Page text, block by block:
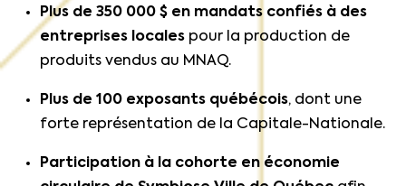
Plus de 350 000 $ en mandats confiés à des
entreprises locales pour la production de
produits vendus au MNAQ.
Plus de 100 exposants québécois, dont une
forte représentation de la Capitale-Nationale.
Participation à la cohorte en économie